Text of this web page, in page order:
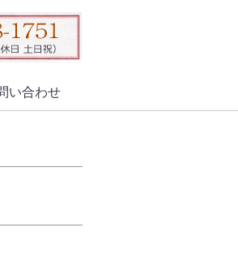
い合わせ